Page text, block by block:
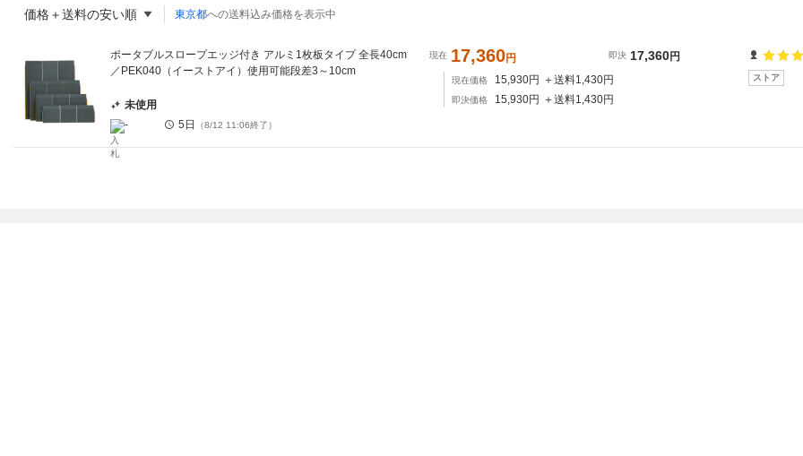
価格＋送料の安い順 東京都への送料込み価格を表示中
ポータブルスロープエッジ付き アルミ1枚板タイプ 全長40cm
／PEK040（イーストアイ）使用可能段差3～10cm
現在 17,360円 即決 17,360円
現在価格 15,930円 ＋送料1,430円
即決価格 15,930円 ＋送料1,430円
未使用
-
5日 （8/12 11:06終了）
ストア